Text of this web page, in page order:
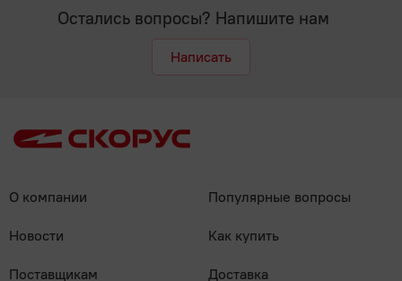
Остались вопросы? Напишите нам
Написать
О компании
Новости
Поставщикам
Популярные вопросы
Как купить
Доставка